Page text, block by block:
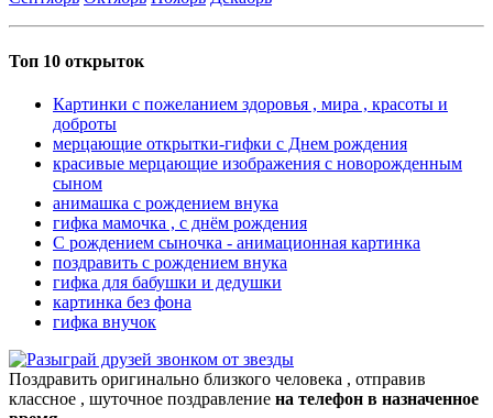
Топ 10 открыток
Картинки с пожеланием здоровья , мира , красоты и
доброты
мерцающие открытки-гифки с Днем рождения
красивые мерцающие изображения с новорожденным
сыном
анимашка с рождением внука
гифка мамочка , с днём рождения
С рождением сыночка - анимационная картинка
поздравить с рождением внука
гифка для бабушки и дедушки
картинка без фона
гифка внучок
Поздравить оригинально близкого человека , отправив
классное , шуточное поздравление на телефон в назначенное